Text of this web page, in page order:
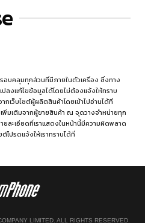
อบคลุมทุกส่วนที่มีภายในตัวเครื่อง ซึ่งทาง
ปลงแก้ไขข้อมูลได้โดยไม่ต้องแจ้งให้ทราบ
เว็บไซต์ผู้ผลิตสินค้าโดยเข้าไปอ่านได้ที่
พิ่มเติมจากผู้ขายสินค้า ณ จุดวางจำหน่ายทุก
ละเอียดที่เราแสดงในหน้านี้มีความผิดพลาด
ปรดแจ้งให้เราทราบได้ที่
LIMITED. ALL RIGHTS RESERVED.